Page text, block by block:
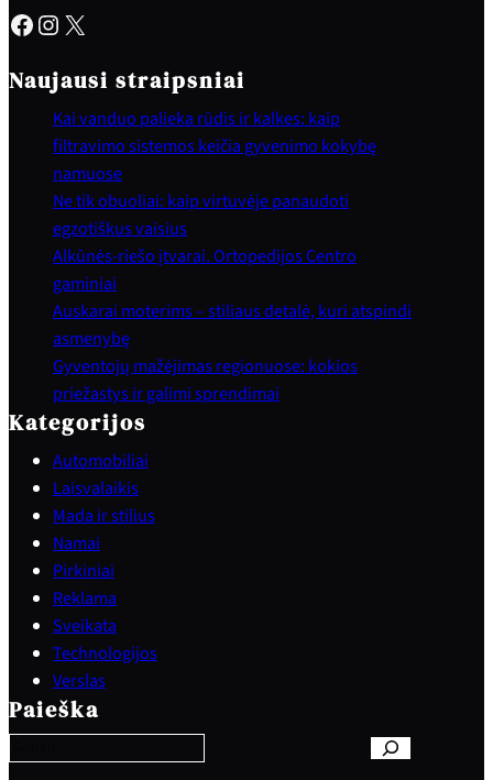
Facebook Instagram X
Naujausi straipsniai
Kai vanduo palieka rūdis ir kalkes: kaip
filtravimo sistemos keičia gyvenimo kokybę
namuose
Ne tik obuoliai: kaip virtuvėje panaudoti
egzotiškus vaisius
Alkūnės-riešo įtvarai. Ortopedijos Centro
gaminiai
Auskarai moterims – stiliaus detalė, kuri atspindi
asmenybę
Gyventojų mažėjimas regionuose: kokios
priežastys ir galimi sprendimai
Kategorijos
Automobiliai
Laisvalaikis
Mada ir stilius
Namai
Pirkiniai
Reklama
Sveikata
Technologijos
Verslas
Paieška
e
a
c